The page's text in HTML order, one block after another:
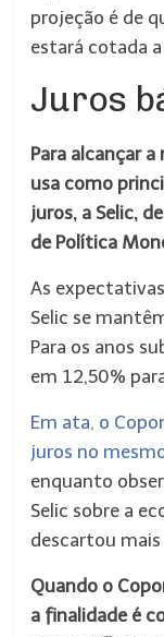
projeção é de
estará cotada a
Juros
Para alcançar
usa como
juros, a Selic,
de Política
As
Selic se
Para os anos
em 12,50%
Em ata, o
juros no
enquanto
Selic sobre a
descartou
Quando o
a finalidade é